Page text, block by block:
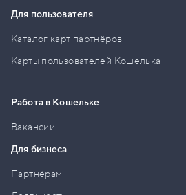
Для пользователя
Каталог карт партнёров
Карты пользователей Кошелька
Работа в Кошельке
Вакансии
Для бизнеса
Партнёрам